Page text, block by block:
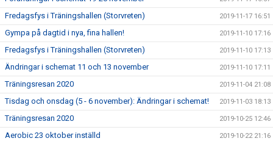
Fredagsfys i Träningshallen (Storvreten) 2019-11-17 16:51
Gympa på dagtid i nya, fina hallen! 2019-11-10 17:16
Fredagsfys i Träningshallen (Storvreten) 2019-11-10 17:13
Ändringar i schemat 11 och 13 november 2019-11-10 17:11
Träningsresan 2020 2019-11-04 21:08
Tisdag och onsdag (5 - 6 november): Ändringar i schemat! 2019-11-03 18:13
Träningsresan 2020 2019-10-25 12:46
Aerobic 23 oktober inställd 2019-10-22 21:16